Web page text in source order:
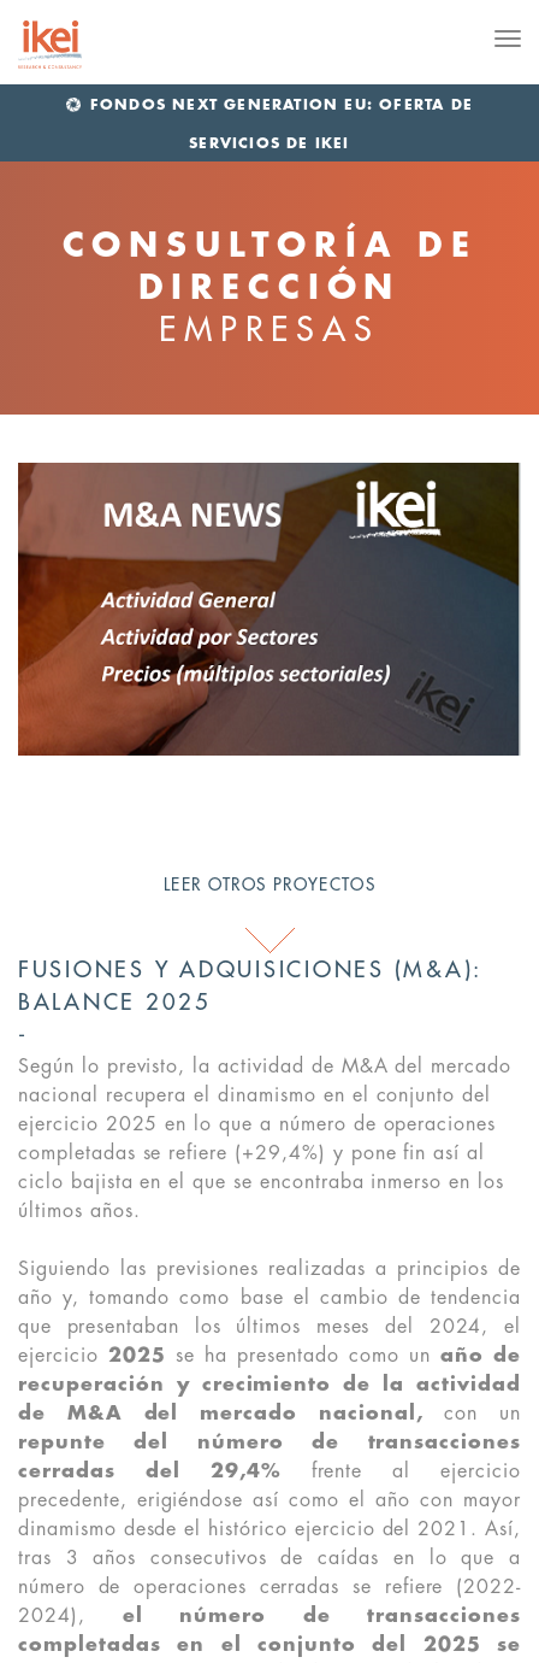
FONDOS NEXT GENERATION EU: OFERTA DE
SERVICIOS DE IKEI
CONSULTORÍA DE
DIRECCIÓN
EMPRESAS
LEER OTROS PROYECTOS
FUSIONES Y ADQUISICIONES (M&A):
BALANCE 2025
Según lo previsto, la actividad de M&A del mercado
nacional recupera el dinamismo en el conjunto del
ejercicio 2025 en lo que a número de operaciones
completadas se refiere (+29,4%) y pone fin así al
ciclo bajista en el que se encontraba inmerso en los
últimos años.
Siguiendo las previsiones realizadas a principios de
año y, tomando como base el cambio de tendencia
que presentaban los últimos meses del 2024, el
ejercicio 2025 se ha presentado como un año de
recuperación y crecimiento de la actividad
de M&A del mercado nacional, con un
repunte del número de transacciones
cerradas del 29,4% frente al ejercicio
precedente, erigiéndose así como el año con mayor
dinamismo desde el histórico ejercicio del 2021. Así,
tras 3 años consecutivos de caídas en lo que a
número de operaciones cerradas se refiere (2022-
2024), el número de transacciones
completadas en el conjunto del 2025 se